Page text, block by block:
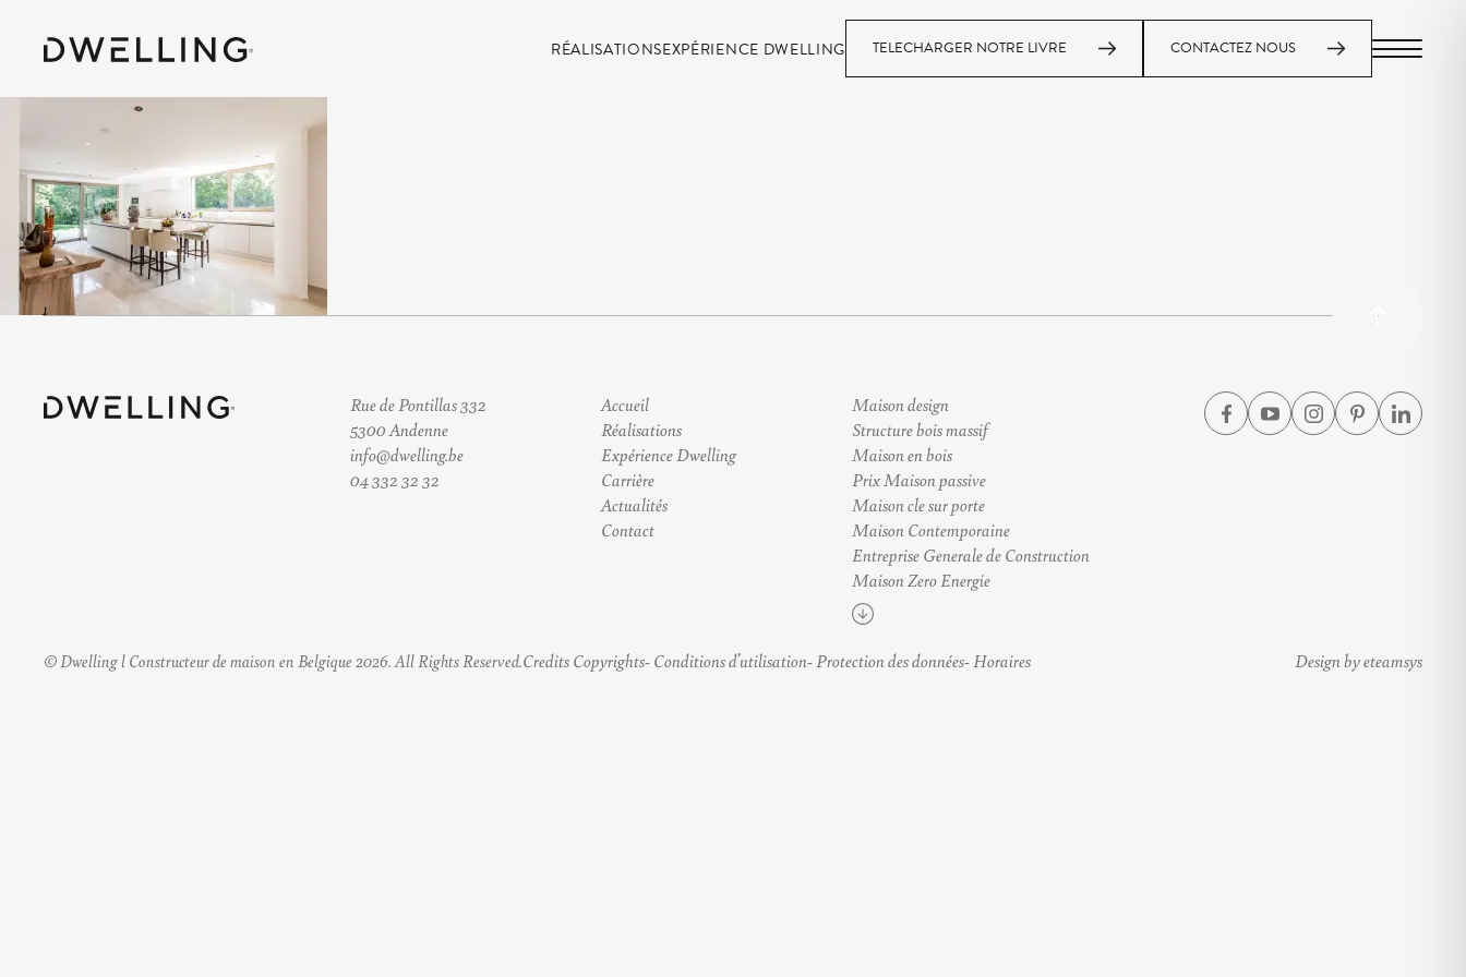
RÉALISATIONSEXPÉRIENCE DWELLING TELECHARGER NOTRE LIVRE CONTACTEZ NOUS MENU
Rue de Pontillas 332
5300 Andenne
info@dwelling.be
04 332 32 32
Accueil
Réalisations
Expérience Dwelling
Carrière
Actualités
Contact
Maison design
Structure bois massif
Maison en bois
Prix Maison passive
Maison cle sur porte
Maison Contemporaine
Entreprise Generale de Construction
Maison Zero Energie
Voir plus
© Dwelling l Constructeur de maison en Belgique 2026. All Rights Reserved.Credits Copyrights Conditions d’utilisation Protection des données Horaires Design by eteamsys